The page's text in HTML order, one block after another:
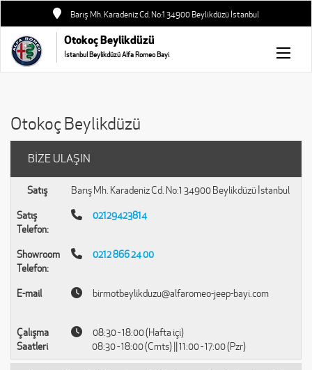
Barış Mh. Karadeniz Cd. No:1 34900 Beylikdüzü İstanbul
Otokoç Beylikdüzü
İstanbul Beylikdüzü Alfa Romeo Bayi
Otokoç Beylikdüzü
BİZE ULAŞIN
Satış
Barış Mh. Karadeniz Cd. No:1 34900 Beylikdüzü İstanbul
Satış
Telefon:
02129423814
Showroom
Telefon:
0212 866 24 00
E-mail birmotbeylikduzu@alfaromeo-jeep-bayi.com
Çalışma
Saatleri
08:30 - 18:00 (Hafta içi)
08:30 - 18:00 (Cmts) || 11:00 - 17:00 (Pzr)